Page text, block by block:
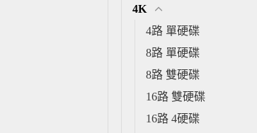
4K
4路 單硬碟
8路 單硬碟
8路 雙硬碟
16路 雙硬碟
16路 4硬碟